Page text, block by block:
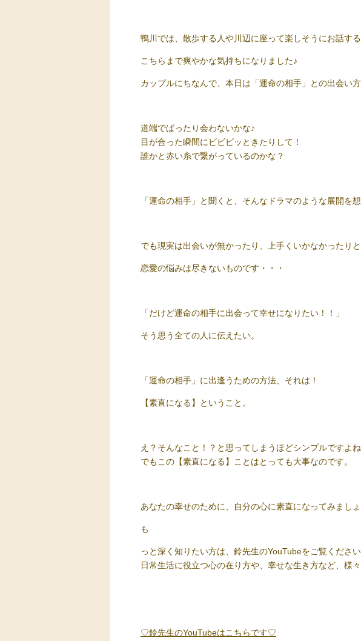
鴨川では、散歩する人や川辺に座って楽しそうにお話す
こちらまで爽やかな気持ちになりました♪
カップルにちなんで、本日は「運命の相手」との出会い
道端でばったり会わないかな♪
目が合った瞬間にビビビッときたりして！
誰かと赤い糸で繋がっているのかな？
「運命の相手」と聞くと、そんなドラマのような展開を
でも現実は出会いが無かったり、上手くいかなかったりと
恋愛の悩みは尽きないものです・・・
「だけど運命の相手に出会って幸せになりたい！！」
そう思う全ての人に伝えたい。
「運命の相手」に出逢うための方法、それは！
【素直になる】ということ。
え？そんなこと！？と思ってしまうほどシンプルですよね
でもこの【素直になる】ことはとっても大事なのです。
あなたの幸せのために、自分の心に素直になってみまし
も
っと深く知りたい方は、鈴先生のYouTubeをご覧くださ
日常生活に役立つ心の在り方や、幸せな生き方など、様
♡鈴先生のYouTubeはこちらです♡